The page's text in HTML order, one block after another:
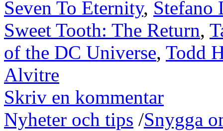
Seven To Eternity, Stefano
Sweet Tooth: The Return,
of the DC Universe, Todd
Alvitre
Skriv en kommentar
Nyheter och tips /Snygga